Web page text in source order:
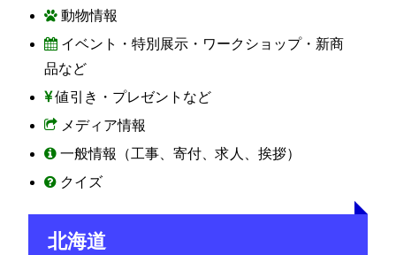
動物情報
イベント・特別展示・ワークショップ・新商
品など
値引き・プレゼントなど
メディア情報
一般情報（工事、寄付、求人、挨拶）
クイズ
北海道